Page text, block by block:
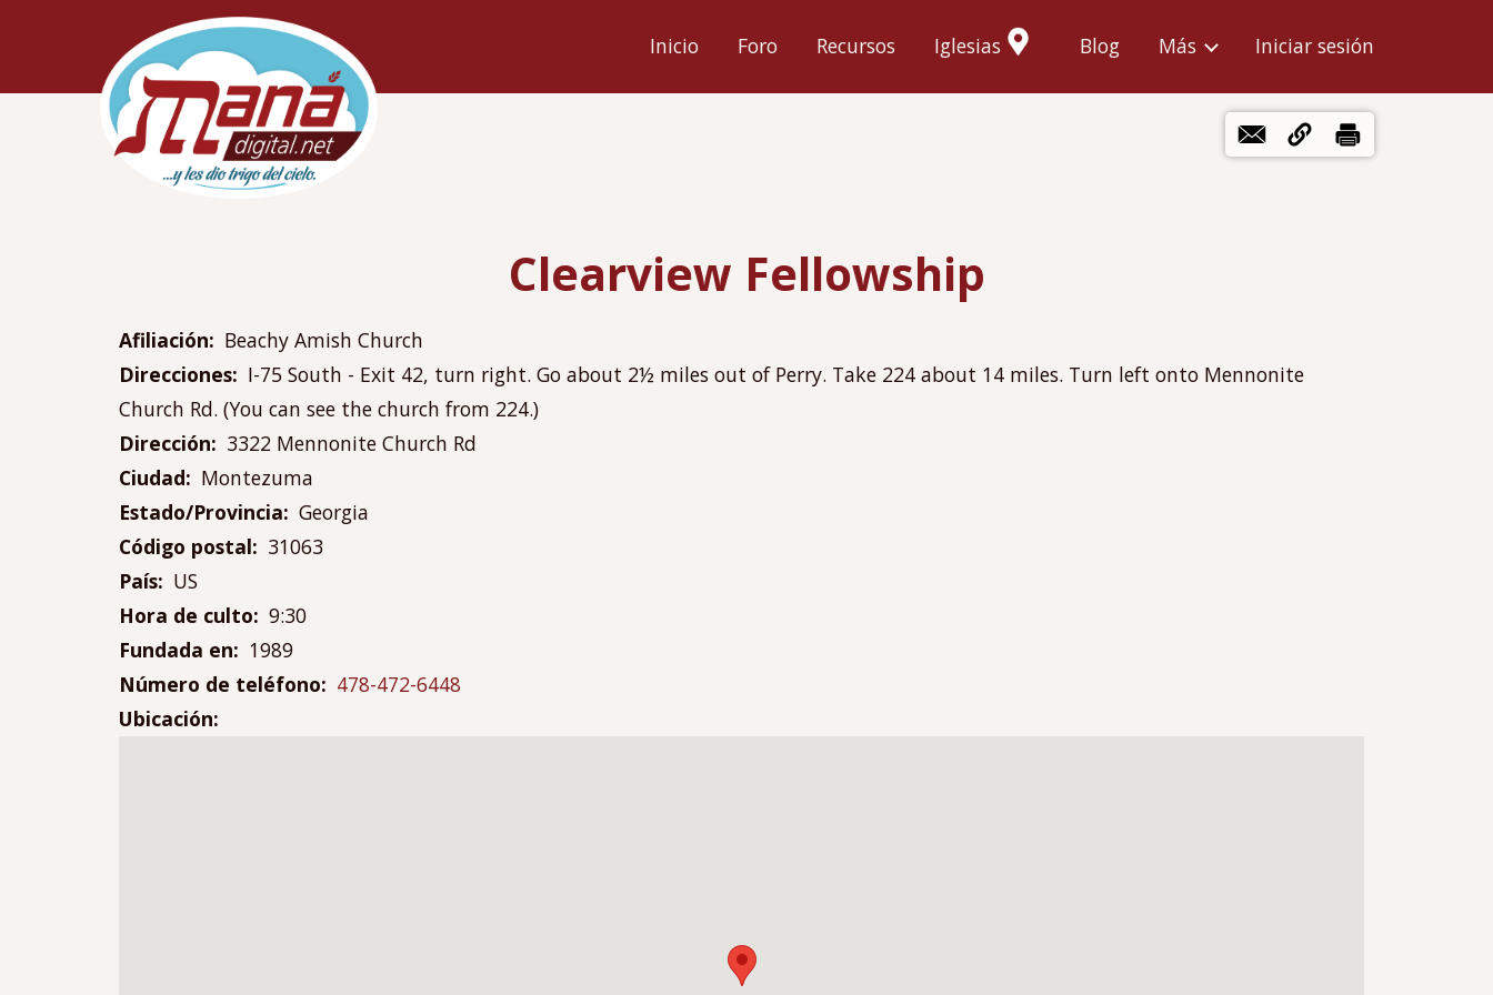
Inicio Foro Recursos Iglesias Blog Más
Menú
cuenta
de
Iniciar sesión
Clearview Fellowship
Afiliación
Beachy Amish Church
Direcciones
I-75 South - Exit 42, turn right. Go about 2½ miles out of Perry. Take 224 about 14 miles. Turn left onto Mennonite
Church Rd. (You can see the church from 224.)
Dirección
3322 Mennonite Church Rd
Ciudad
Montezuma
Estado/Provincia
Georgia
Código postal
31063
País
US
Hora de culto
9:30
Fundada en
1989
Número de teléfono
478-472-6448
Ubicación